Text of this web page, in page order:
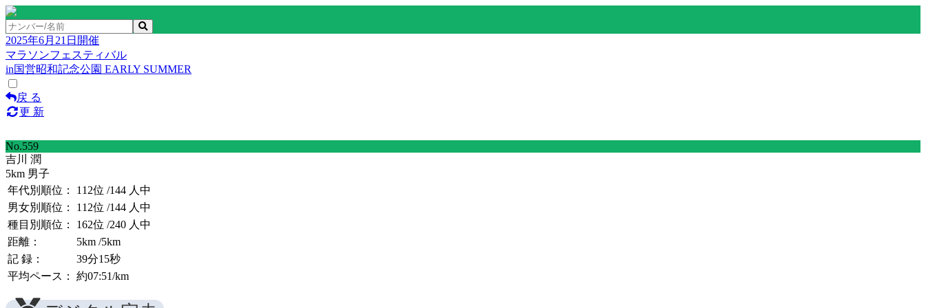
2025年6月21日開催
マラソンフェスティバル
in国営昭和記念公園 EARLY SUMMER
戻 る
更 新
No.559
吉川 潤
5km 男子
年代別順位：
112位 /144 人中
男女別順位：
112位 /144 人中
種目別順位：
162位 /240 人中
距離：
5km /5km
記 録：
39分15秒
平均ペース：
約07:51/km